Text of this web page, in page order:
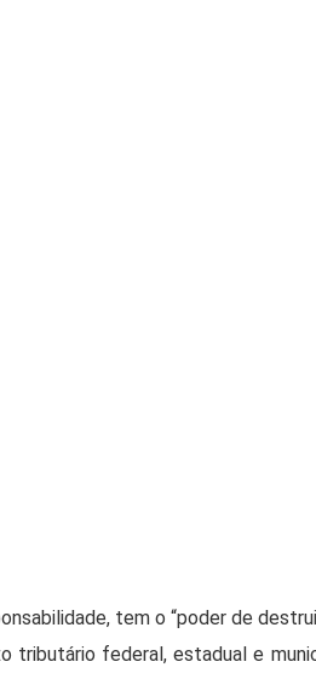
tem o “poder de
tributário federal, estadual e